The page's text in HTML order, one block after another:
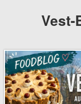
Vest-